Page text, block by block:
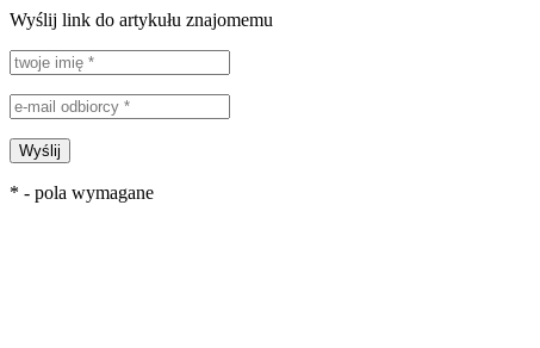
Wyślij link do artykułu znajomemu
Wyślij
* - pola wymagane